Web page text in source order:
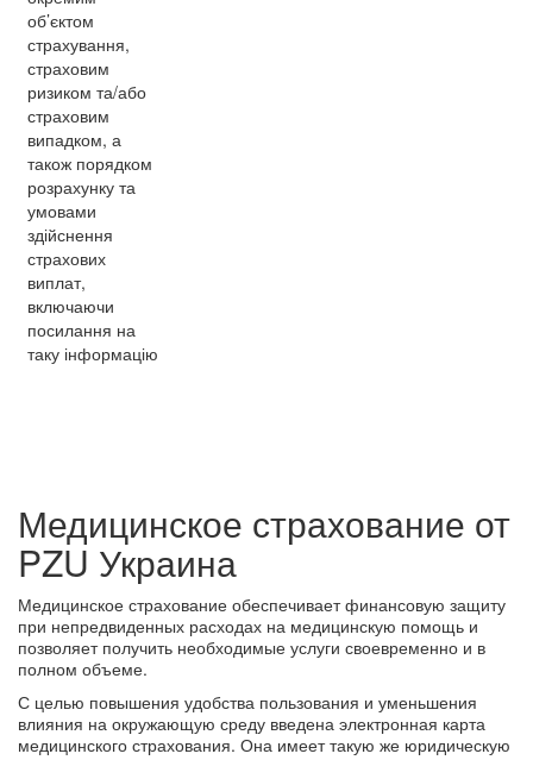
об’єктом
страхування,
страховим
ризиком та/або
страховим
випадком, а
також порядком
розрахунку та
умовами
здійснення
страхових
виплат,
включаючи
посилання на
таку інформацію
Медицинское страхование от
PZU Украина
Медицинское страхование обеспечивает финансовую защиту
при непредвиденных расходах на медицинскую помощь и
позволяет получить необходимые услуги своевременно и в
полном объеме.
С целью повышения удобства пользования и уменьшения
влияния на окружающую среду введена электронная карта
медицинского страхования. Она имеет такую ​​же юридическую